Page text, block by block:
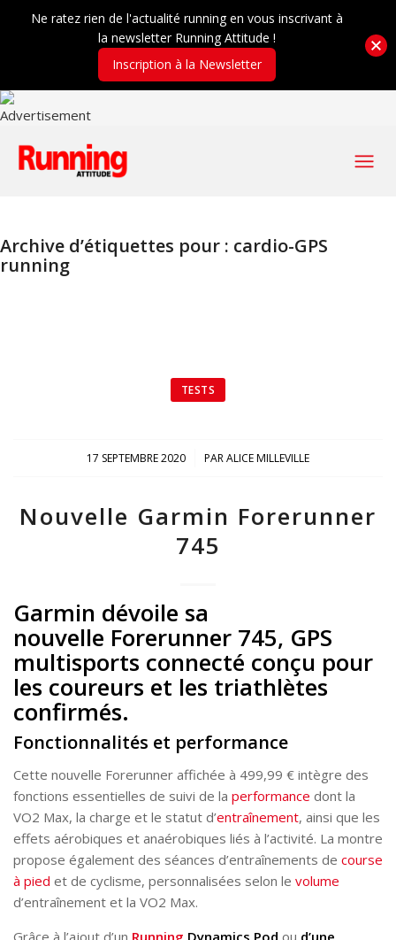
Archive d’étiquettes pour : cardio-GPS
running
TESTS
17 SEPTEMBRE 2020
/ PARALICE MILLEVILLE
Nouvelle Garmin Forerunner
745
Garmin dévoile sa
nouvelle Forerunner 745, GPS
multisports connecté conçu pour
les coureurs et les triathlètes
confirmés.
Fonctionnalités et performance
Cette nouvelle Forerunner affichée à 499,99 € intègre des
fonctions essentielles de suivi de la performance dont la
VO2 Max, la charge et le statut d’entraînement, ainsi que les
effets aérobiques et anaérobiques liés à l’activité. La montre
propose également des séances d’entraînements de course
à pied et de cyclisme, personnalisées selon le volume
d’entraînement et la VO2 Max.
Grâce à l’ajout d’un Running Dynamics Pod ou d’une
Ne ratez rien de l'actualité running en vous inscrivant à
la newsletter Running Attitude !
Inscription à la Newsletter